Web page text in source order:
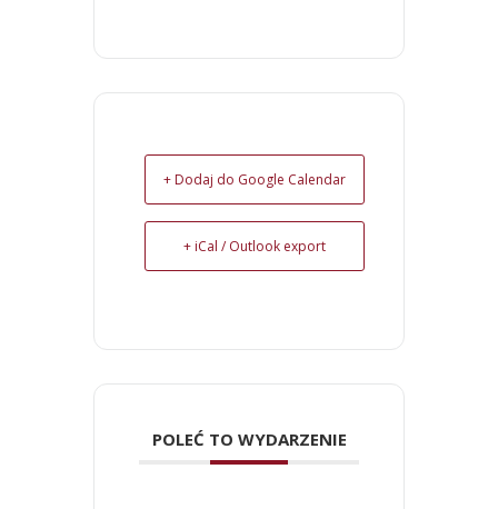
+ Dodaj do Google Calendar
+ iCal / Outlook export
POLEĆ TO WYDARZENIE